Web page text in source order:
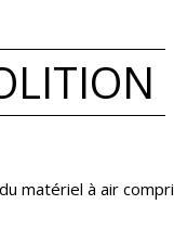
matériel à air